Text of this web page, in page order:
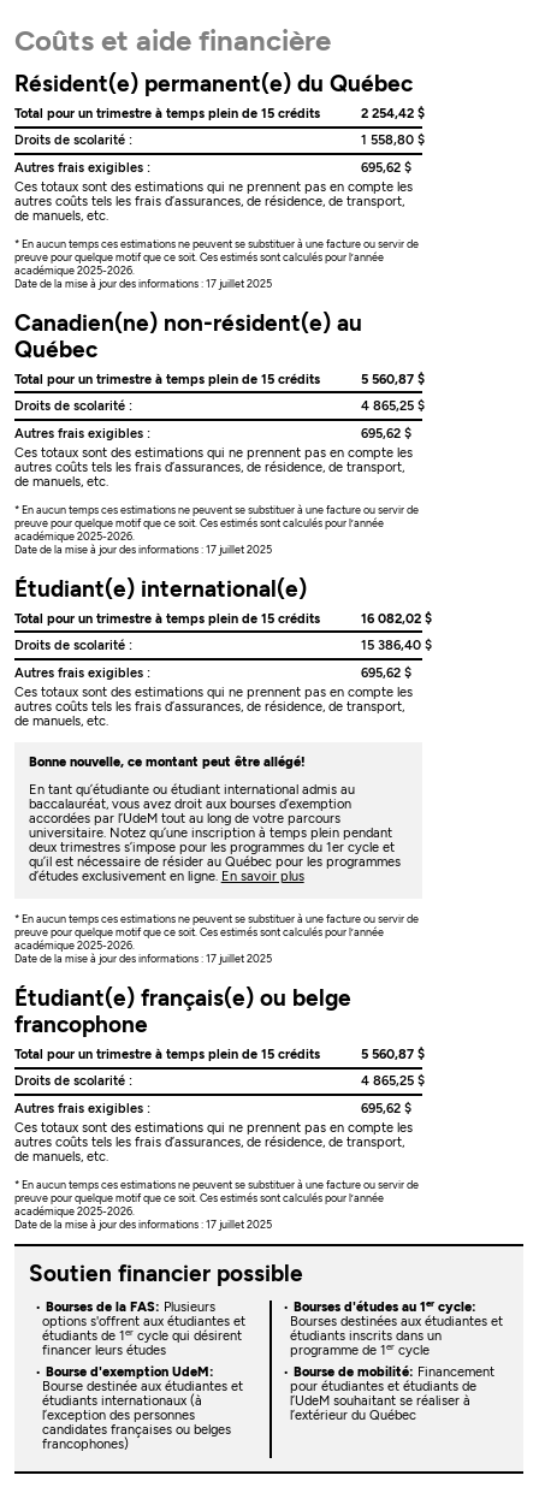
Coûts et aide financière
Résident(e) permanent(e) du Québec
Total pour un trimestre à temps plein de 15 crédits
2 254,42 $
Droits de scolarité :
1 558,80 $
Autres frais exigibles :
695,62 $
Ces totaux sont des estimations qui ne prennent pas en compte les
autres coûts tels les frais d’assurances, de résidence, de transport,
de manuels, etc.
* En aucun temps ces estimations ne peuvent se substituer à une facture ou servir de
preuve pour quelque motif que ce soit. Ces estimés sont calculés pour l’année
académique 2025-2026.
Date de la mise à jour des informations : 17 juillet 2025
Canadien(ne) non-résident(e) au
Québec
Total pour un trimestre à temps plein de 15 crédits
5 560,87 $
Droits de scolarité :
4 865,25 $
Autres frais exigibles :
695,62 $
Ces totaux sont des estimations qui ne prennent pas en compte les
autres coûts tels les frais d’assurances, de résidence, de transport,
de manuels, etc.
* En aucun temps ces estimations ne peuvent se substituer à une facture ou servir de
preuve pour quelque motif que ce soit. Ces estimés sont calculés pour l’année
académique 2025-2026.
Date de la mise à jour des informations : 17 juillet 2025
Étudiant(e) international(e)
Total pour un trimestre à temps plein de 15 crédits
16 082,02 $
Droits de scolarité :
15 386,40 $
Autres frais exigibles :
695,62 $
Ces totaux sont des estimations qui ne prennent pas en compte les
autres coûts tels les frais d’assurances, de résidence, de transport,
de manuels, etc.
Bonne nouvelle, ce montant peut être allégé!
En tant qu’étudiante ou étudiant international admis au
baccalauréat, vous avez droit aux bourses d’exemption
accordées par l’UdeM tout au long de votre parcours
universitaire. Notez qu’une inscription à temps plein pendant
deux trimestres s’impose pour les programmes du 1er cycle et
qu’il est nécessaire de résider au Québec pour les programmes
d’études exclusivement en ligne. En savoir plus
* En aucun temps ces estimations ne peuvent se substituer à une facture ou servir de
preuve pour quelque motif que ce soit. Ces estimés sont calculés pour l’année
académique 2025-2026.
Date de la mise à jour des informations : 17 juillet 2025
Étudiant(e) français(e) ou belge
francophone
Total pour un trimestre à temps plein de 15 crédits
5 560,87 $
Droits de scolarité :
4 865,25 $
Autres frais exigibles :
695,62 $
Ces totaux sont des estimations qui ne prennent pas en compte les
autres coûts tels les frais d’assurances, de résidence, de transport,
de manuels, etc.
* En aucun temps ces estimations ne peuvent se substituer à une facture ou servir de
preuve pour quelque motif que ce soit. Ces estimés sont calculés pour l’année
académique 2025-2026.
Date de la mise à jour des informations : 17 juillet 2025
Soutien financier possible
Bourses de la FAS: Plusieurs
options s'offrent aux étudiantes et
étudiants de 1ercycle qui désirent
financer leurs études
Bourses d'études au 1ercycle:
Bourses destinées aux étudiantes et
étudiants inscrits dans un
programme de 1ercycle
Bourse d'exemption UdeM:
Bourse destinée aux étudiantes et
étudiants internationaux (à
l’exception des personnes
candidates françaises ou belges
francophones)
Bourse de mobilité: Financement
pour étudiantes et étudiants de
l’UdeM souhaitant se réaliser à
l’extérieur du Québec